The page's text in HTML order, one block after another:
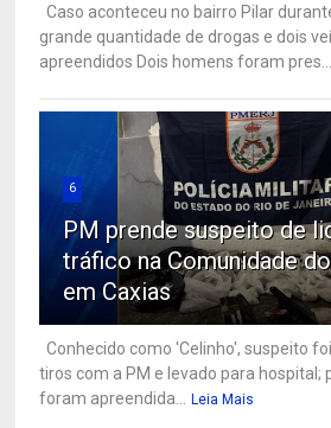
Caso aconteceu no bairro Pilar
grande quantidade de drogas e dois
apreendidos Dois homens foram pres...
6
PM prende suspeito de
tráfico na Comunidade
em Caxias
Conhecido como 'Celinho', suspeito
tiros com a PM e levado para hospital;
foram apreendida...
Leia Mais